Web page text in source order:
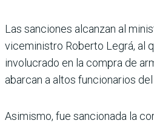
Las sanciones alcanzan al
viceministro Roberto Legrá, al
involucrado en la compra de
abarcan a altos funcionarios
Asimismo, fue sancionada la